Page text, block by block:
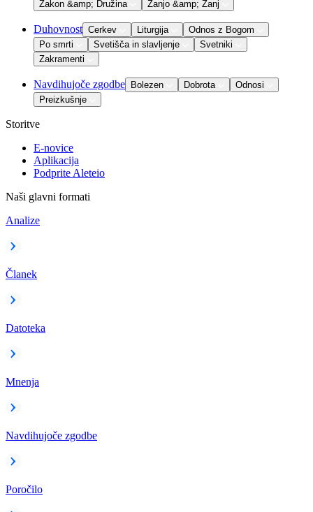
Zakon &amp; Družina
Zanjo &amp; Zanj
Duhovnost Cerkev Liturgija
Odnos z Bogom
Po smrti
Svetišča in slavljenje
Svetniki
Zakramenti
Navdihujoče zgodbe Bolezen Dobrota
Odnosi
Preizkušnje
Storitve
E-novice
Aplikacija
Podprite Aleteio
Naši glavni formati
Analize
Članek
Datoteka
Mnenja
Navdihujoče zgodbe
Poročilo